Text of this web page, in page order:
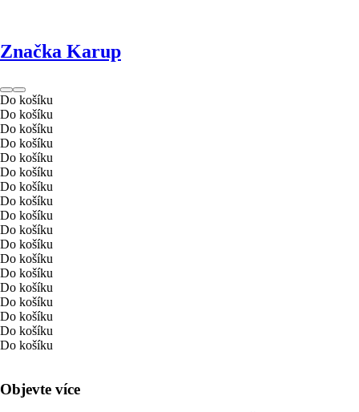
Značka Karup
Do košíku
Do košíku
Do košíku
Do košíku
Do košíku
Do košíku
Do košíku
Do košíku
Do košíku
Do košíku
Do košíku
Do košíku
Do košíku
Do košíku
Do košíku
Do košíku
Do košíku
Do košíku
Objevte více